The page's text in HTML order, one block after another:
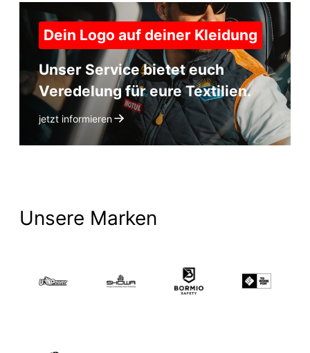
Dein Logo auf deiner Kleidung
Unser Service bietet euch
Veredelung für eure Textilien.
jetzt informieren
Unsere Marken